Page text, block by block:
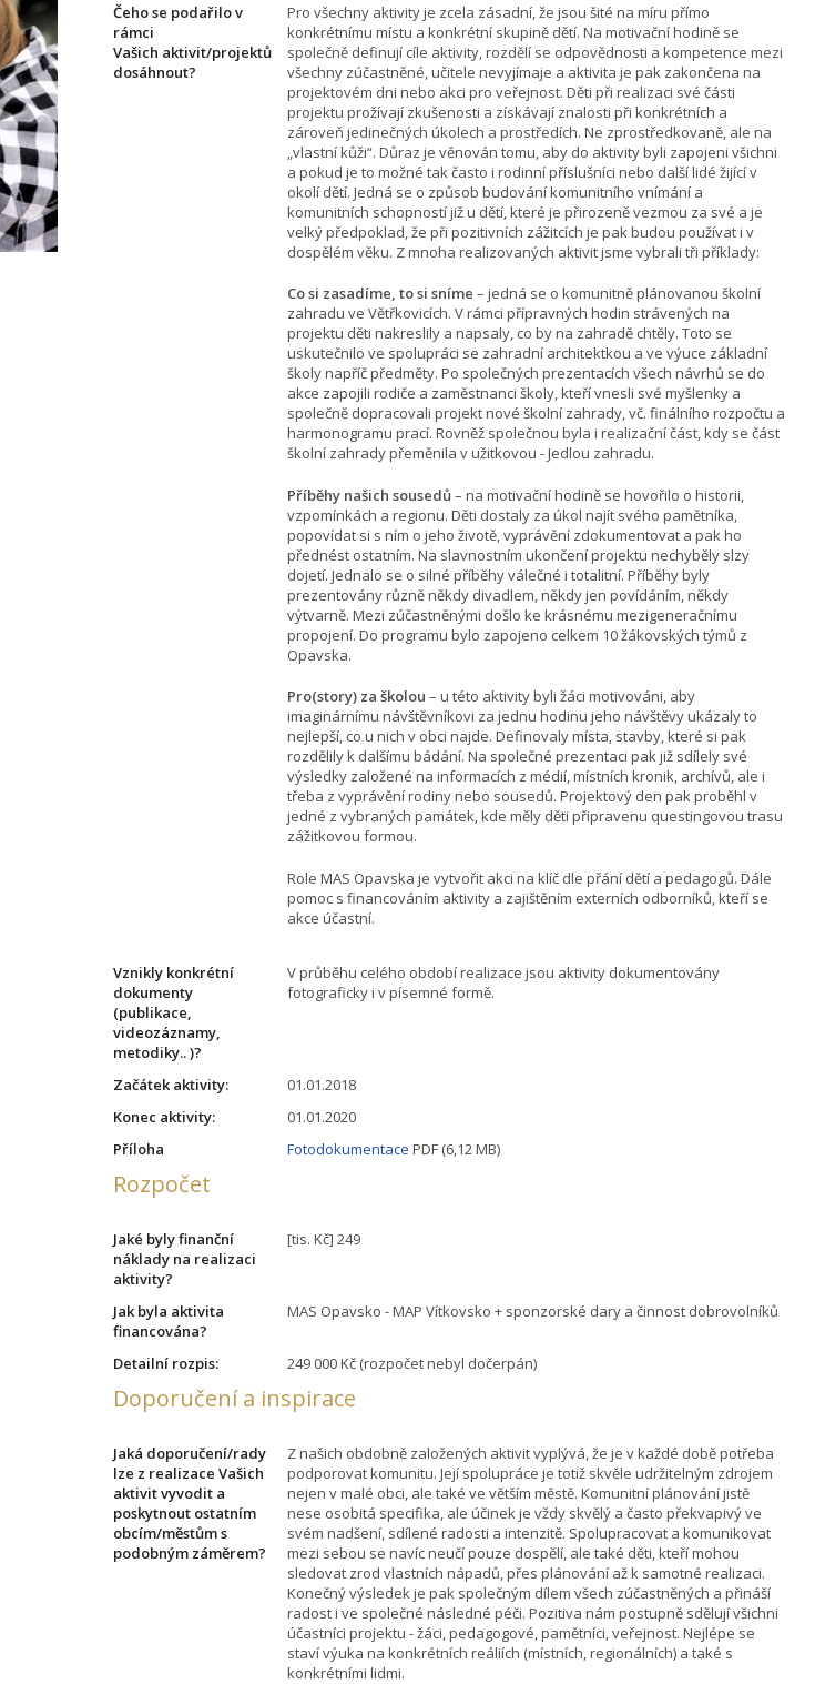
Čeho se podařilo v
rámci
Vašich aktivit/projektů
dosáhnout?
Pro všechny aktivity je zcela zásadní, že jsou šité na míru přímo
konkrétnímu místu a konkrétní skupině dětí. Na motivační hodině se
společně definují cíle aktivity, rozdělí se odpovědnosti a kompetence mezi
všechny zúčastněné, učitele nevyjímaje a aktivita je pak zakončena na
projektovém dni nebo akci pro veřejnost. Děti při realizaci své části
projektu prožívají zkušenosti a získávají znalosti při konkrétních a
zároveň jedinečných úkolech a prostředích. Ne zprostředkovaně, ale na
„vlastní kůži“. Důraz je věnován tomu, aby do aktivity byli zapojeni všichni
a pokud je to možné tak často i rodinní příslušníci nebo další lidé žijící v
okolí dětí. Jedná se o způsob budování komunitního vnímání a
komunitních schopností již u dětí, které je přirozeně vezmou za své a je
velký předpoklad, že při pozitivních zážitcích je pak budou používat i v
dospělém věku. Z mnoha realizovaných aktivit jsme vybrali tři příklady:
Co si zasadíme, to si sníme – jedná se o komunitně plánovanou školní
zahradu ve Větřkovicích. V rámci přípravných hodin strávených na
projektu děti nakreslily a napsaly, co by na zahradě chtěly. Toto se
uskutečnilo ve spolupráci se zahradní architektkou a ve výuce základní
školy napříč předměty. Po společných prezentacích všech návrhů se do
akce zapojili rodiče a zaměstnanci školy, kteří vnesli své myšlenky a
společně dopracovali projekt nové školní zahrady, vč. finálního rozpočtu a
harmonogramu prací. Rovněž společnou byla i realizační část, kdy se část
školní zahrady přeměnila v užitkovou - Jedlou zahradu.
Příběhy našich sousedů– na motivační hodině se hovořilo o historii,
vzpomínkách a regionu. Děti dostaly za úkol najít svého pamětníka,
popovídat si s ním o jeho životě, vyprávění zdokumentovat a pak ho
přednést ostatním. Na slavnostním ukončení projektu nechyběly slzy
dojetí. Jednalo se o silné příběhy válečné i totalitní. Příběhy byly
prezentovány různě někdy divadlem, někdy jen povídáním, někdy
výtvarně. Mezi zúčastněnými došlo ke krásnému mezigeneračnímu
propojení. Do programu bylo zapojeno celkem 10 žákovských týmů z
Opavska.
Pro(story) za školou – u této aktivity byli žáci motivováni, aby
imaginárnímu návštěvníkovi za jednu hodinu jeho návštěvy ukázaly to
nejlepší, co u nich v obci najde. Definovaly místa, stavby, které si pak
rozdělily k dalšímu bádání. Na společné prezentaci pak již sdílely své
výsledky založené na informacích z médií, místních kronik, archívů, ale i
třeba z vyprávění rodiny nebo sousedů. Projektový den pak proběhl v
jedné z vybraných památek, kde měly děti připravenu questingovou trasu
zážitkovou formou.
Role MAS Opavska je vytvořit akci na klíč dle přání dětí a pedagogů. Dále
pomoc s financováním aktivity a zajištěním externích odborníků, kteří se
akce účastní.
Vznikly konkrétní
dokumenty
(publikace,
videozáznamy,
metodiky.. )?
V průběhu celého období realizace jsou aktivity dokumentovány
fotograficky i v písemné formě.
Začátek aktivity:
01.01.2018
Konec aktivity:
01.01.2020
Příloha
Fotodokumentace PDF (6,12 MB)
Rozpočet
Jaké byly finanční
náklady na realizaci
aktivity?
[tis. Kč] 249
Jak byla aktivita
financována?
MAS Opavsko - MAP Vítkovsko + sponzorské dary a činnost dobrovolníků
Detailní rozpis: 249 000 Kč (rozpočet nebyl dočerpán)
Doporučení a inspirace
Jaká doporučení/rady
lze z realizace Vašich
aktivit vyvodit a
poskytnout ostatním
obcím/městům s
podobným záměrem?
Z našich obdobně založených aktivit vyplývá, že je v každé době potřeba
podporovat komunitu. Její spolupráce je totiž skvěle udržitelným zdrojem
nejen v malé obci, ale také ve větším městě. Komunitní plánování jistě
nese osobitá specifika, ale účinek je vždy skvělý a často překvapivý ve
svém nadšení, sdílené radosti a intenzitě. Spolupracovat a komunikovat
mezi sebou se navíc neučí pouze dospělí, ale také děti, kteří mohou
sledovat zrod vlastních nápadů, přes plánování až k samotné realizaci.
Konečný výsledek je pak společným dílem všech zúčastněných a přináší
radost i ve společné následné péči. Pozitiva nám postupně sdělují všichni
účastníci projektu - žáci, pedagogové, pamětníci, veřejnost. Nejlépe se
staví výuka na konkrétních reáliích (místních, regionálních) a také s
konkrétními lidmi.